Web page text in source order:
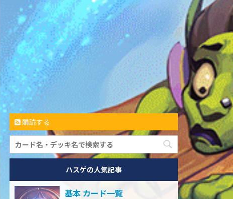
購読する
ハスゲの人気記事
基本 カード一覧